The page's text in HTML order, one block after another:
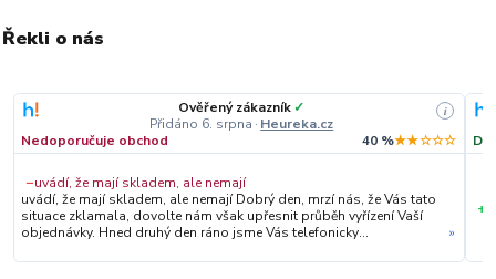
Řekli o nás
Ověřený zákazník✓
Přidáno 6. srpna · Heureka.cz
i
Nedoporučuje obchod 40 %★★☆☆☆
−uvádí, že mají skladem, ale nemají
uvádí, že mají skladem, ale nemají Dobrý den, mrzí nás, že Vás tato
situace zklamala, dovolte nám však upřesnit průběh vyřízení Vaší
objednávky. Hned druhý den ráno jsme Vás telefonicky
zboží a ještě prověřovali jeho dostupnost přímo u dodavatele.
»
+